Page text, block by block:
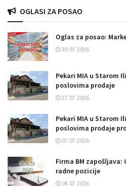
OGLASI ZA POSAO
Oglas za posao:
30.07.2026.
Pekari MIA u Starom
poslovima prodaje
27.07.2026.
Pekari MIA u Starom
poslovima prodaje
07.07.2026.
Firma BM
radne pozicije
04.07.2026.